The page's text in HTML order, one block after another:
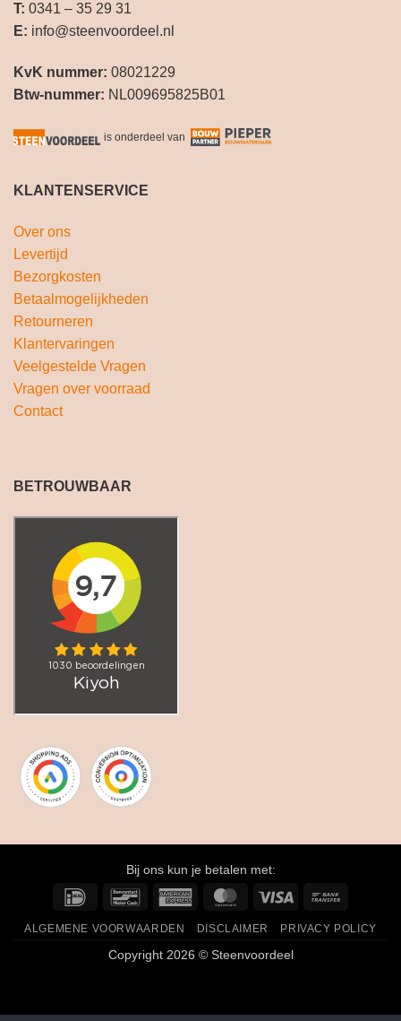
T: 0341 – 35 29 31
E: info@steenvoordeel.nl
KvK nummer: 08021229
Btw-nummer: NL009695825B01
is onderdeel van
KLANTENSERVICE
Over ons
Levertijd
Bezorgkosten
Betaalmogelijkheden
Retourneren
Klantervaringen
Veelgestelde Vragen
Vragen over voorraad
Contact
BETROUWBAAR
Bij ons kun je betalen met:
IDeal
BancontactAmerican
MasterCardVisa
ALGEMENE VOORWAARDEN DISCLAIMER PRIVACY POLICY
Copyright 2026 © Steenvoordeel